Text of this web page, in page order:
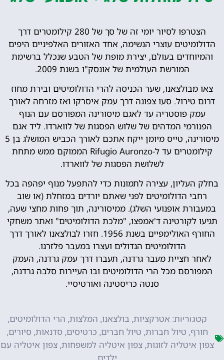
הצטרפו לסיור יומי זה של סך של 280 קילומטרים דרך
הדולומיטים עוצרי הנשימה, אחד האזורים האלפיניים היפים
והמיוחדים בעולם, יצירת מופת של הטבע שנכלל ברשימת
המורשת העולמית של אונסק"ו בשנת 2009.
צאו מבולצאנו, שער הכניסה להרי הדולומיטים ובירת מחוז
דרום טירול. סעו צפונה דרך עמק איסרקו ואז מזרחה לאורך
עמק פוסטריה עד לאגם מיסורינה המפורסם עם הנוף
הפנורמי המדהים של שלוש הפסגות של לווארדו. ליד אגם
מיסורינה, טייס מיומן ייקח אתכם לאורך הכביש המושלג בן 5
קילומטרים עד ל-Rifugio Auronzo הממוקם ממש מתחת
לשלושת הפסגות של לווארדו.
בחלק העליון, עצירה לתמונות כדי להתפעל מנוף יפהפה בכל
רחבי הדולומיטים לפני שאתם יורדים במזחלת (או שוב
במעבורת אופנועי השלג). ממיסורינה, תוך פחות מחצי שעה,
תגיעו לקורטינה ד'אמפצו, "מלכת הדולומיטים" ואתר משחקי
החורף האולימפיים בשנת 1956. חזרו לבולצאנו לאורך דרך
הדולומיטים הגדולים ועצרו במעבר פלזרגו.
לאחר חציית מעבר גרדנה, תעברו דרך עמק גרדנה, העמק
המפורסם מכל הרי הדולומיטים ובו העיירות סלבה גרדנה,
סנטה כריסטינה ואורטיסיי.
קטגוריות: אטרקציות, בולצאנו, המלצות, הרי הדולומיטים,
חורף, טיול חברות, טיול חברים, כרטיסים, סדנאות, סיורים,
צפון איטליה לזוגות, צפון איטליה למשפחות, צפון איטליה עם
ילדים